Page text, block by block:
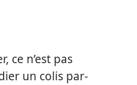
ce n’est pas
un colis par-